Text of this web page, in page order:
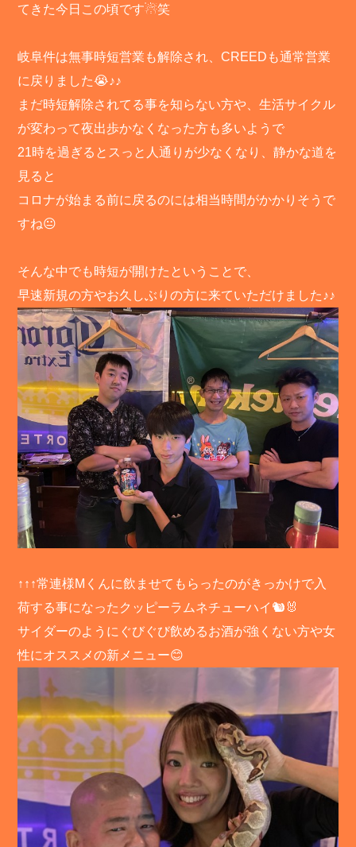
てきた今日この頃です☃笑
岐阜件は無事時短営業も解除され、CREEDも通常営業
に戻りました😭♪♪
まだ時短解除されてる事を知らない方や、生活サイクル
が変わって夜出歩かなくなった方も多いようで
21時を過ぎるとスっと人通りが少なくなり、静かな道を
見ると
コロナが始まる前に戻るのには相当時間がかかりそうで
すね😐
そんな中でも時短が開けたということで、
早速新規の方やお久しぶりの方に来ていただけました♪♪
↑↑↑常連様Mくんに飲ませてもらったのがきっかけで入
荷する事になったクッピーラムネチューハイ🐿🐰
サイダーのようにぐびぐび飲めるお酒が強くない方や女
性にオススメの新メニュー😊